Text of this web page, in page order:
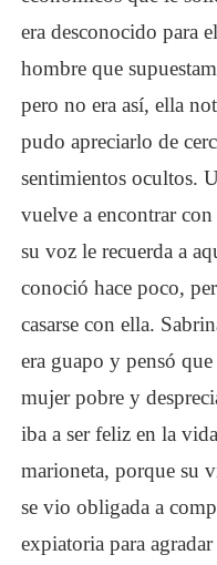
era desconocido para
hombre que
pero no era así, ella
pudo apreciarlo de
sentimientos ocultos.
vuelve a encontrar
su voz le recuerda a
conoció hace poco,
casarse con ella.
era guapo y pensó
mujer pobre y
iba a ser feliz en la
marioneta, porque su
se vio obligada a
expiatoria para